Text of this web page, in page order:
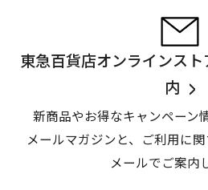
東急百貨店オンラインス
内
新商品やお得なキャンペーン
メールマガジンと、
ご利用に
メールでご案内